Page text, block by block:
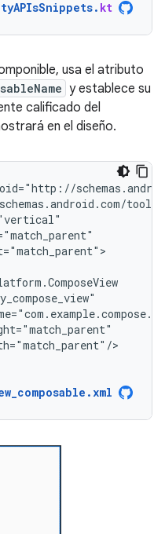
. kt
usa el atributo
y establece su
calificado del
en el diseño.
>